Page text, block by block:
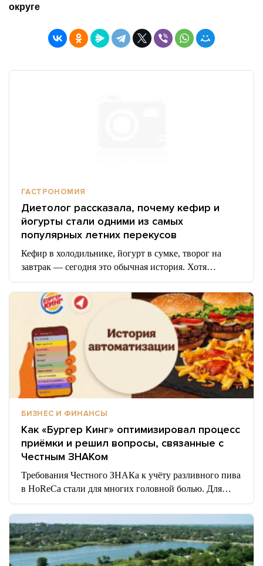
округе
ГАСТРОНОМИЯ
Диетолог рассказала, почему кефир и
йогурты стали одними из самых
популярных летних перекусов
Кефир в холодильнике, йогурт в сумке, творог на
завтрак — сегодня это обычная история. Хотя…
БИЗНЕС И ФИНАНСЫ
Как «Бургер Кинг» оптимизировал процесс
приёмки и решил вопросы, связанные с
Честным ЗНАКом
Требования Честного ЗНАКа к учёту разливного пива
в HoReCa стали для многих головной болью. Для…